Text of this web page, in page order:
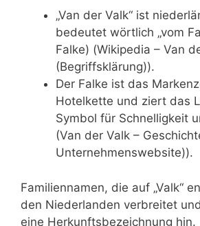
„Van der Valk“ ist
bedeutet wörtlich „vom
Falke) (Wikipedia – Van
(Begriffsklärung)).
Der Falke ist das
Hotelkette und ziert das
Symbol für Schnelligkeit
(Van der Valk –
Unternehmenswebsite)).
Familiennamen, die auf „Valk“
den Niederlanden verbreitet
eine Herkunftsbezeichnung hin.